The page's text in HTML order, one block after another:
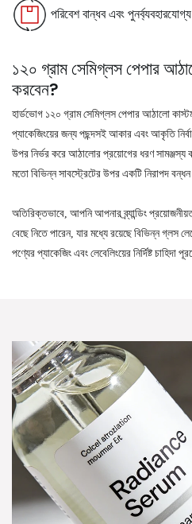
১২০ গ্রাম সেমিগ্লস পেপার
করবেন?
হার্ডভোগ ১২০ গ্রাম সেমিগ্লস পেপার আঠালো
প্যাকেজিংয়ের জন্য পছন্দসই আকার এবং আকৃতি
উপর নির্ভর করে আঠালোর প্রয়োগের ধরণ সামঞ্জস্য
মতো বিভিন্ন সাবস্ট্রেটের উপর একটি নিরাপদ বন্ধন
অতিরিক্তভাবে, আপনি আপনার ব্র্যান্ডিং
বেছে নিতে পারেন, যার মধ্যে রয়েছে বিভিন্ন গ্লস
পণ্যের প্যাকেজিং এবং লেবেলিংয়ের নির্দিষ্ট
পরিবেশ বান্ধব এবং পুনর্ব্যবহারযোগ্য